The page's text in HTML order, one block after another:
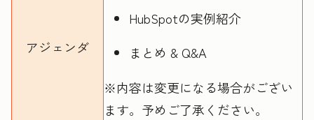
アジェンダ
HubSpotの実例紹介
まとめ & Q&A
※内容は変更になる場合がござい
ます。予めご了承ください。